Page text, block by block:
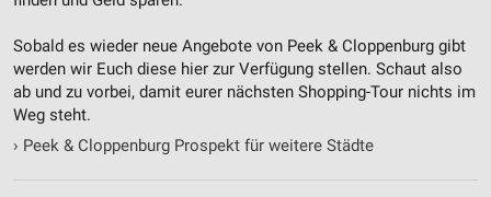
Sobald es wieder neue Angebote von Peek & Cloppenburg gibt
werden wir Euch diese hier zur Verfügung stellen. Schaut also
ab und zu vorbei, damit eurer nächsten Shopping-Tour nichts im
Weg steht.
› Peek & Cloppenburg Prospekt für weitere Städte